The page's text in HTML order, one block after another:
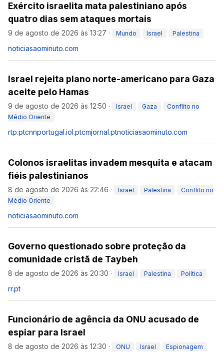
Exército israelita mata palestiniano após
quatro dias sem ataques mortais
9 de agosto de 2026 às 13:27 · Mundo Israel Palestina
noticiasaominuto.com
Israel rejeita plano norte-americano para Gaza
aceite pelo Hamas
9 de agosto de 2026 às 12:50 · Israel Gaza
Conflito no
Médio Oriente
rtp.ptcnnportugal.iol.ptcmjornal.ptnoticiasaominuto.com
Colonos israelitas invadem mesquita e atacam
fiéis palestinianos
8 de agosto de 2026 às 22:46 · Israel Palestina
Conflito no
Médio Oriente
noticiasaominuto.com
Governo questionado sobre proteção da
comunidade cristã de Taybeh
8 de agosto de 2026 às 20:30 · Israel Palestina Política
rr.pt
Funcionário de agência da ONU acusado de
espiar para Israel
8 de agosto de 2026 às 12:30 · ONU Israel Espionagem